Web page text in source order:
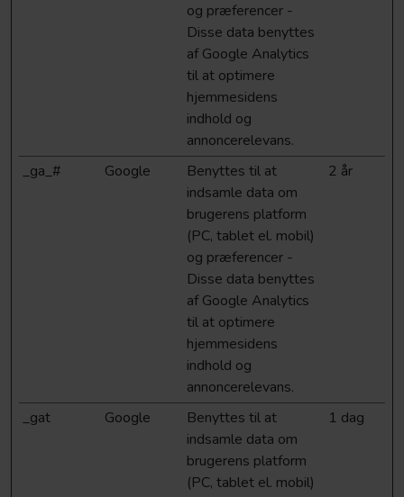
og præferencer -
Disse data benyttes
af Google Analytics
til at optimere
hjemmesidens
indhold og
annoncerelevans.
_ga_# Google
Benyttes til at
indsamle data om
brugerens platform
(PC, tablet el. mobil)
og præferencer -
Disse data benyttes
af Google Analytics
til at optimere
hjemmesidens
indhold og
annoncerelevans.
2 år
_gat Google
Benyttes til at
indsamle data om
brugerens platform
(PC, tablet el. mobil)
1 dag